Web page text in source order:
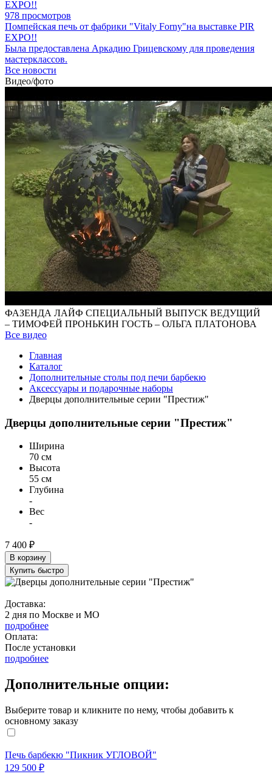
978 просмотров
Помпейская печь от фабрики "Vitaly Forny"на выставке PIR
EXPO!!
Была предоставлена Аркадию Грицевскому для проведения
мастерклассов.
Все новости
Видео/фото
ФАЗЕНДА ЛАЙФ СПЕЦИАЛЬНЫЙ ВЫПУСК ВЕДУЩИЙ
– ТИМОФЕЙ ПРОНЬКИН ГОСТЬ – ОЛЬГА ПЛАТОНОВА
Все видео
Главная
Каталог
Дополнительные столы под печи барбекю
Аксессуары и подарочные наборы
Дверцы дополнительные серии "Престиж"
Дверцы дополнительные серии "Престиж"
Ширина
70 см
Высота
55 см
Глубина
-
Вес
-
7 400 ₽
В корзину
Купить быстро
Доставка:
2 дня по Москве и МО
подробнее
Оплата:
После установки
подробнее
Дополнительные опции:
Выберите товар и кликните по нему, чтобы добавить к
основному заказу
Печь барбекю "Пикник УГЛОВОЙ"
129 500 ₽